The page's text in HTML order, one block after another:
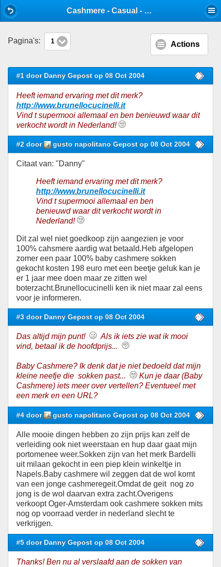
Cashmere - Casual - Stijlforum
Pagina's: 1 Actions
#1 door Danny Gepost op 08 Oct 2004
Heeft iemand ervaring met dit merk?
http://www.brunellocucinelli.it
Vind t supermooi allemaal en ben benieuwd waar dit
verkocht wordt in Nederland!
#2 door gusto napolitano Gepost op 08 Oct 2004
Citaat van: "Danny"
Heeft iemand ervaring met dit merk?
http://www.brunellocucinelli.it
Vind t supermooi allemaal en ben
benieuwd waar dit verkocht wordt in
Nederland!
Dit zal wel niet goedkoop zijn aangezien je voor
100% cahsmere aardig wat betaald.Heb afgelopen
zomer een paar 100% baby cashmere sokken
gekocht kosten 198 euro met een beetje geluk kan je
er 1 jaar mee doen maar ze zitten wel
boterzacht.Brunellocucinelli ken ik niet maar zal eens
voor je informeren.
#3 door Danny Gepost op 08 Oct 2004
Das altijd mijn punt!
Als ik iets zie wat ik mooi
vind, betaal ik de hoofdprijs...
Baby Cashmere? Ik denk dat je niet bedoeld dat mijn
kleine neefje die sokken past...
Kun je daar (Baby
Cashmere) iets meer over vertellen? Eventueel met
een merk en een URL?
#4 door gusto napolitano Gepost op 08 Oct 2004
Alle mooie dingen hebben zo zijn prijs kan zelf de
verleiding ook niet weerstaan en hup daar gaat mijn
portomenee weer.Sokken zijn van het merk Bardelli
uit milaan gekocht in een piep klein winkeltje in
Napels.Baby cashmere wil zeggen dat de wol komt
van een jonge cashmeregeit.Omdat de geit nog zo
jong is de wol daarvan extra zacht.Overigens
verkoopt Oger-Amsterdam ook cashmere sokken mits
nog op voorraad verder in nederland slecht te
verkrijgen.
#5 door Danny Gepost op 08 Oct 2004
Thanks! Ben nu al verslaafd aan de sokken van